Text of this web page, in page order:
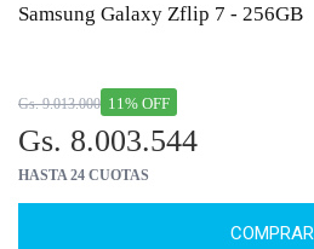
Samsung Galaxy Zflip 7 - 256GB
11% OFF
Gs. 9.013.000
Gs. 8.003.544
HASTA 24 CUOTAS
COMPRAR